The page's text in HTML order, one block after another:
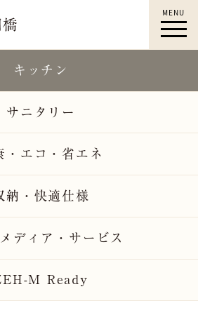
ィタワー古川橋｜門真
ッチン｜すみふ古川橋
MENU
キッチン
サニタリー
・エコ・省エネ
納・快適仕様
ディア・ サービス
M Ready